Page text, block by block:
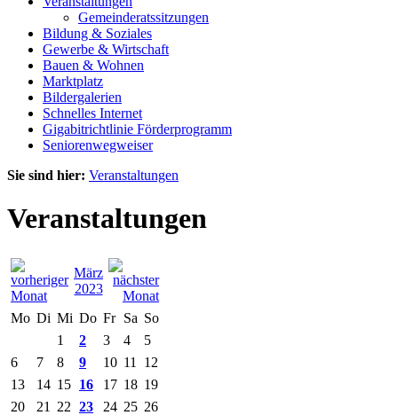
Gemeinderatssitzungen
Bildung & Soziales
Gewerbe & Wirtschaft
Bauen & Wohnen
Marktplatz
Bildergalerien
Schnelles Internet
Gigabitrichtlinie Förderprogramm
Seniorenwegweiser
Sie sind hier: Veranstaltungen
Veranstaltungen
März
2023
Mo Di Mi Do Fr Sa So
1
2 3 4
5
6
7 8 9 10 11
12
13
14 15 16 17 18 19
20
21 22 23 24 25 26